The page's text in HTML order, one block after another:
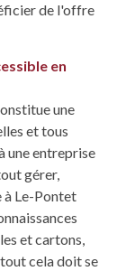
de l'offre
en
une
et tous
une entreprise
gérer,
Le-Pontet
et cartons,
cela doit se